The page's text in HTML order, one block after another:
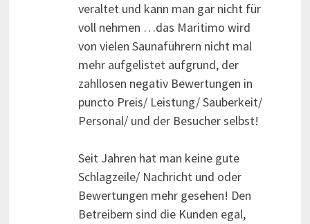
veraltet und kann man gar nicht für
voll nehmen …das Maritimo wird
von vielen Saunaführern nicht mal
mehr aufgelistet aufgrund, der
zahllosen negativ Bewertungen in
puncto Preis/ Leistung/ Sauberkeit/
Personal/ und der Besucher selbst!
Seit Jahren hat man keine gute
Schlagzeile/ Nachricht und oder
Bewertungen mehr gesehen! Den
Betreibern sind die Kunden egal,